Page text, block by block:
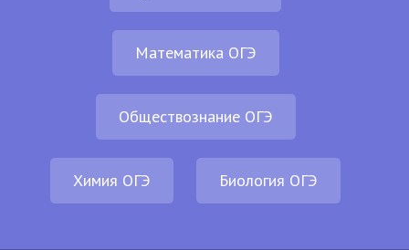
Математика ОГЭ
Обществознание ОГЭ
Химия ОГЭ Биология ОГЭ